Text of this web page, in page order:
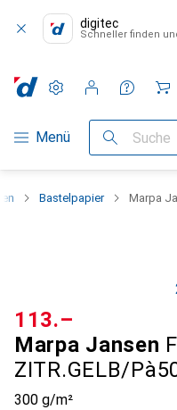
digitec
Schneller finden
Navigation nach Kategorien
Menü Suche
Einstellungen
Kundenkonto
Vergleichslisten
Merklisten
Warenkorb
Bastelpapier Marpa
Marpa Jansen
ZITR.GELB/
300 g/m²
CHF
113.–